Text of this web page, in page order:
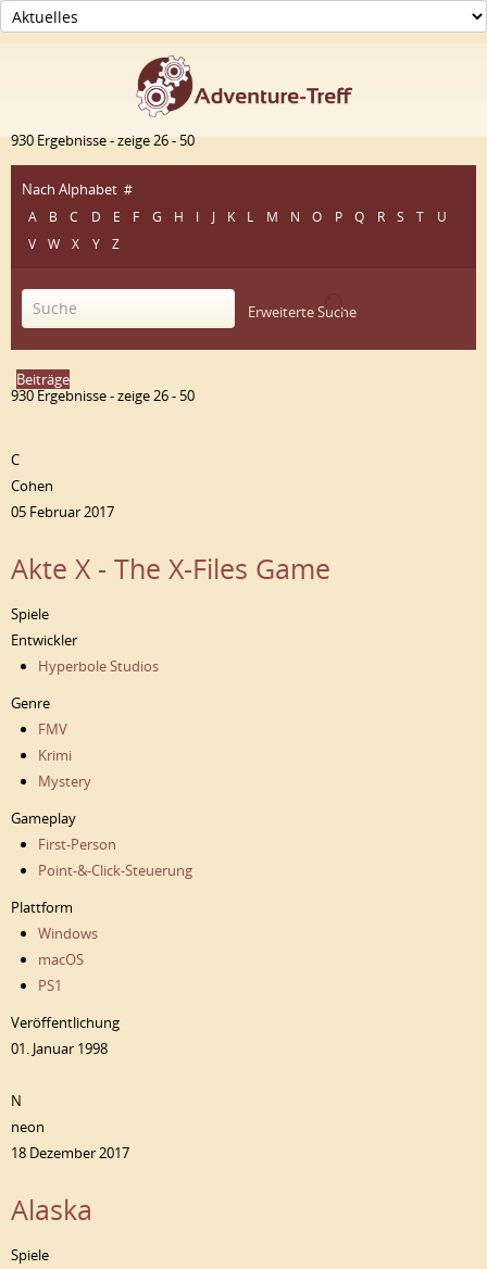
930 Ergebnisse - zeige 26 - 50
Nach Alphabet #
A
B C D E F G H I J K L M N O P Q R S T
U
V
W X Y Z
Erweiterte Suche
Beiträge
930 Ergebnisse - zeige 26 - 50
C
Cohen
05 Februar 2017
Akte X - The X-Files Game
Spiele
Entwickler
Hyperbole Studios
Genre
FMV
Krimi
Mystery
Gameplay
First-Person
Point-&-Click-Steuerung
Plattform
Windows
macOS
PS1
Veröffentlichung
01. Januar 1998
N
neon
18 Dezember 2017
Alaska
Spiele